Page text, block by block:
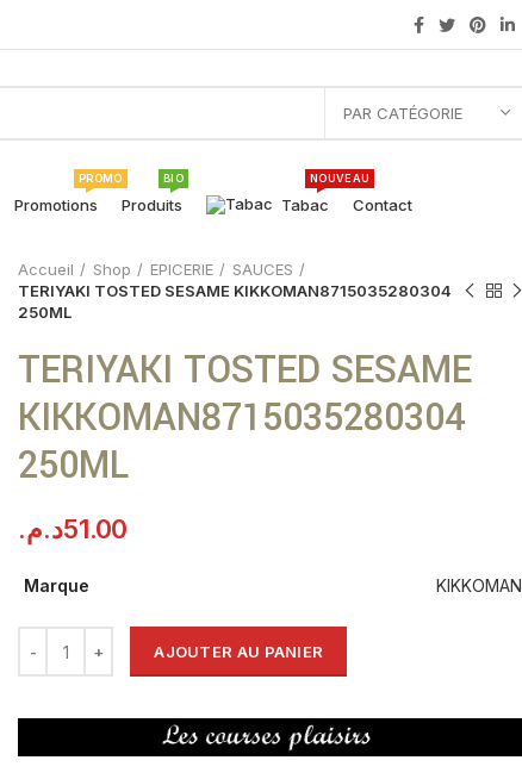
PAR CATÉGORIE
Promotions
PROMO
Produits
BIO
Tabac
NOUVEAU
Contact
Accueil Shop EPICERIE
SAUCES
TERIYAKI TOSTED SESAME KIKKOMAN8715035280304
250ML
TERIYAKI TOSTED SESAME
KIKKOMAN8715035280304
250ML
51.00د.م.
Marque KIKKOMAN
AJOUTER AU PANIER